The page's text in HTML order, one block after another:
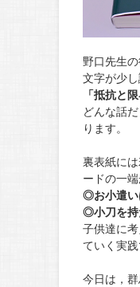
野口先生
文字が少し
「抵抗と限
どんな話
ります。
裏表紙に
ードの一端
◎お小遣い
◎小刀を持
子供達に
ていく実践
今日は，